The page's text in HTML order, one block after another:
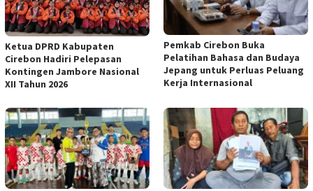
Ketua DPRD Kabupaten
Cirebon Hadiri Pelepasan
Kontingen Jambore Nasional
XII Tahun 2026
Pemkab Cirebon Buka
Pelatihan Bahasa dan Budaya
Jepang untuk Perluas Peluang
Kerja Internasional